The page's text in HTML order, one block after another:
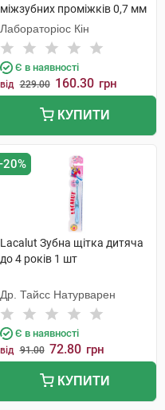
міжзубних проміжків 0,7 мм
6 шт
Лабораторіос Кін
Є в наявності
від 229.00 160.30 грн
КУПИТИ
Lacalut Зубна щітка дитяча
до 4 років 1 шт
Др. Тайсс Натурварен
Є в наявності
від 91.00 72.80 грн
КУПИТИ